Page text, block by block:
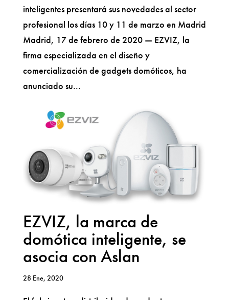
inteligentes presentará sus novedades al sector
profesional los días 10 y 11 de marzo en Madrid
Madrid, 17 de febrero de 2020 — EZVIZ, la
firma especializada en el diseño y
comercialización de gadgets domóticos, ha
anunciado su...
EZVIZ, la marca de
domótica inteligente, se
asocia con Aslan
28 Ene, 2020